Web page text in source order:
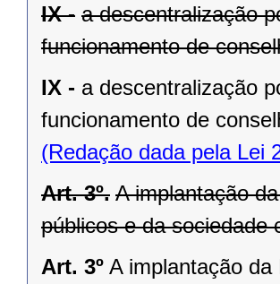
IX - a descentralização
funcionamento de
IX - a descentralização
funcionamento de
(Redação dada pela Lei
Art. 3º. A implantação
públicos e da sociedade
Art. 3º A implantação